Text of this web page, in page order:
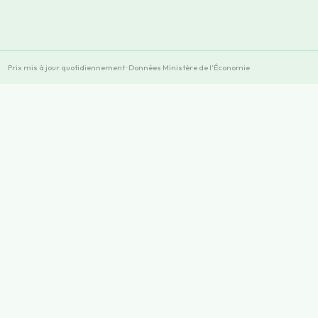
Prix mis à jour quotidiennement · Données Ministère de l'Économie